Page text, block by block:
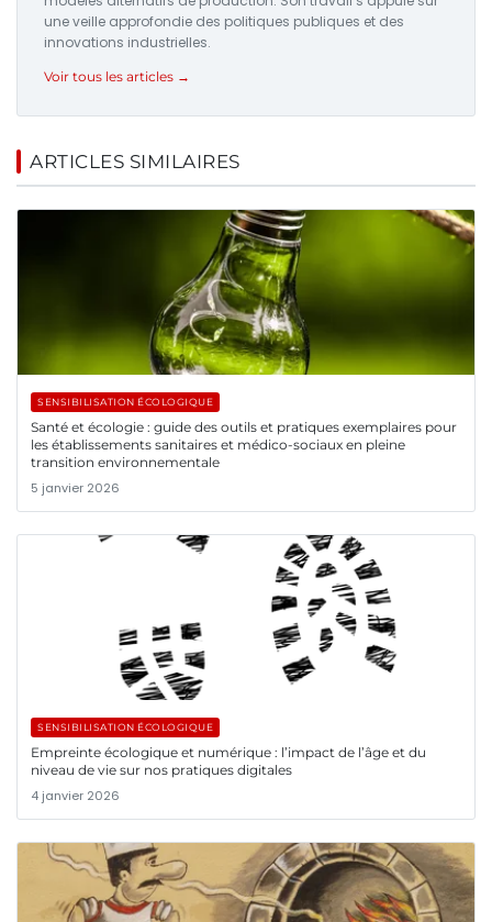
une veille approfondie des politiques publiques et des
innovations industrielles.
Voir tous les articles →
ARTICLES SIMILAIRES
SENSIBILISATION ÉCOLOGIQUE
Santé et écologie : guide des outils et pratiques exemplaires pour
les établissements sanitaires et médico-sociaux en pleine
transition environnementale
5 janvier 2026
SENSIBILISATION ÉCOLOGIQUE
Empreinte écologique et numérique : l’impact de l’âge et du
niveau de vie sur nos pratiques digitales
4 janvier 2026